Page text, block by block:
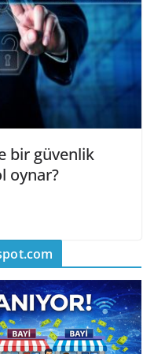
bir güvenlik
oynar?